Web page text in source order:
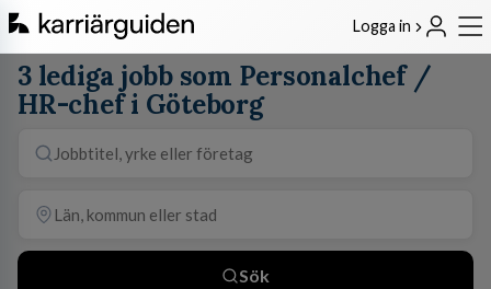
Logga in
3 lediga jobb som Personalchef /
HR-chef i Göteborg
Sök